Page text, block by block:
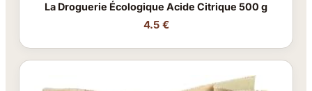
La Droguerie Écologique Acide Citrique 500 g
4.5 €